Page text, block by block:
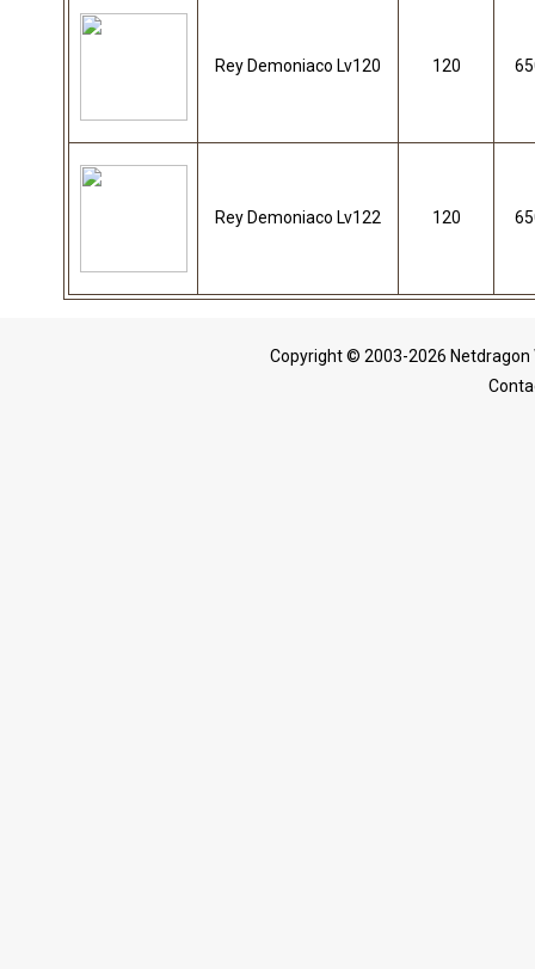
Rey Demoniaco Lv120 120
Rey Demoniaco Lv122 120
Copyright © 2003-2026 Netdragon